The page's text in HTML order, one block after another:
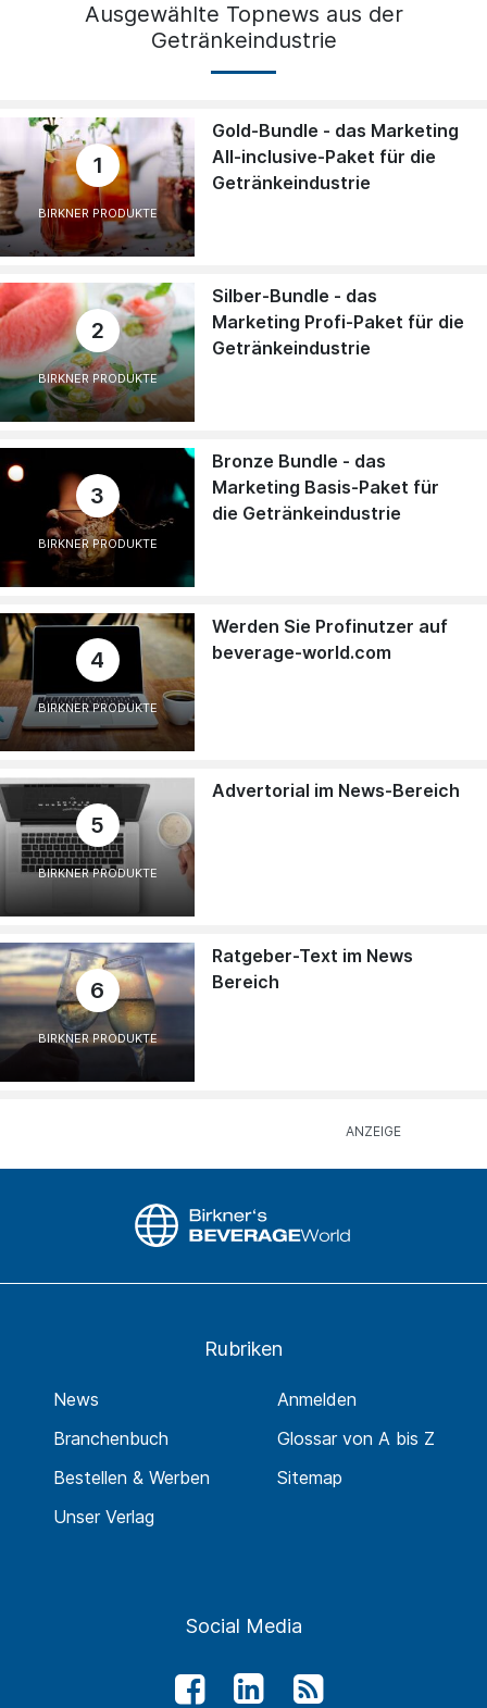
Ausgewählte Topnews aus der
Getränkeindustrie
1
BIRKNER PRODUKTE
Gold-Bundle - das Marketing
All-inclusive-Paket für die
Getränkeindustrie
2
BIRKNER PRODUKTE
Silber-Bundle - das
Marketing Profi-Paket für die
Getränkeindustrie
3
BIRKNER PRODUKTE
Bronze Bundle - das
Marketing Basis-Paket für
die Getränkeindustrie
4
BIRKNER PRODUKTE
Werden Sie Profinutzer auf
beverage-world.com
5
BIRKNER PRODUKTE
Advertorial im News-Bereich
6
BIRKNER PRODUKTE
Ratgeber-Text im News
Bereich
Rubriken
News
Branchenbuch
Bestellen & Werben
Unser Verlag
Anmelden
Glossar von A bis Z
Sitemap
Social Media